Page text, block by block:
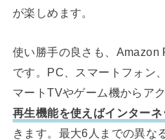
が楽しめます。
使い勝手の良さも、
です。PC、スマートフォン
マートTVやゲーム機からア
再生機能を使えばインター
きます。最大6人までの異な